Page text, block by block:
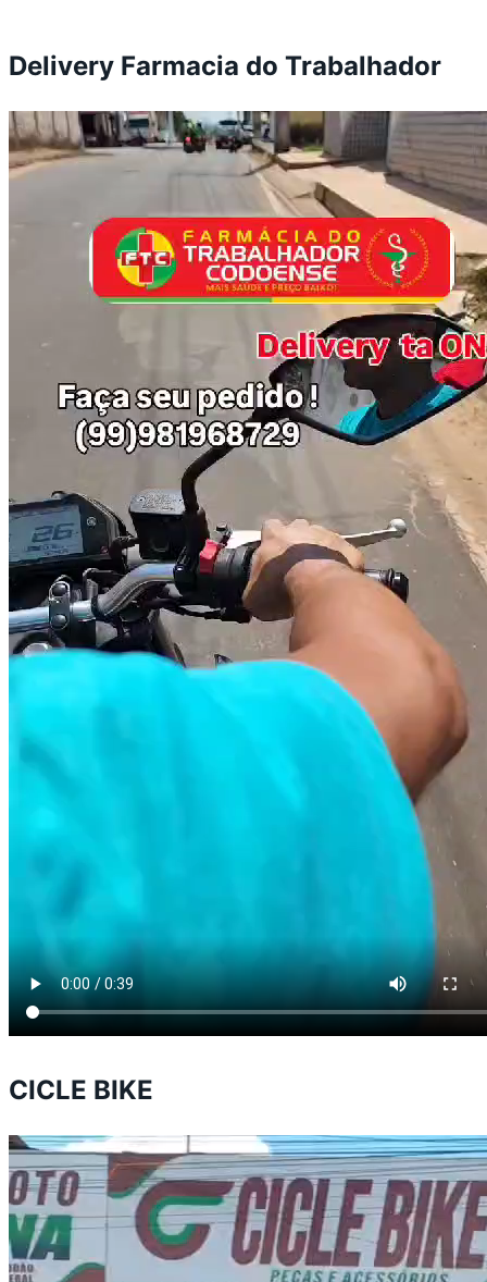
Delivery Farmacia do Trabalhador
CICLE BIKE